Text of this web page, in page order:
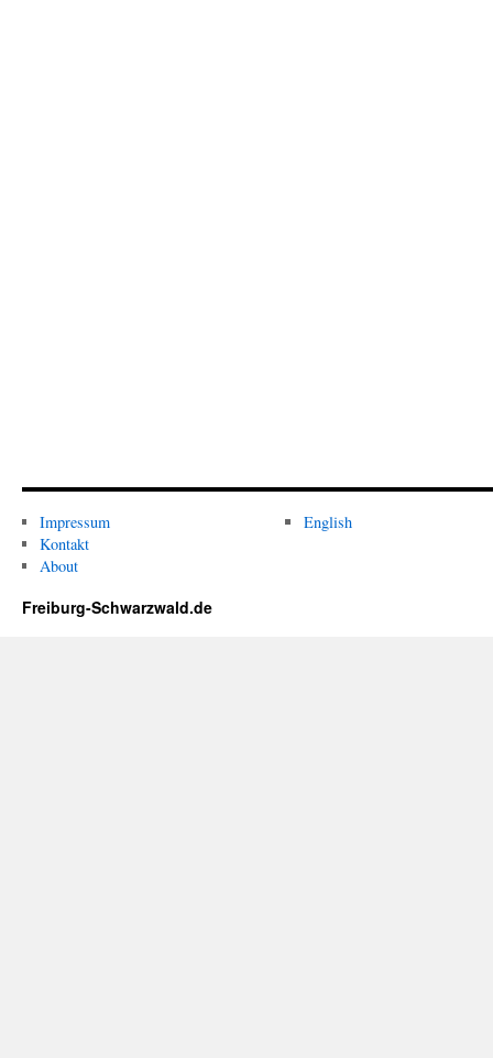
Impressum
Kontakt
About
English
Freiburg-Schwarzwald.de